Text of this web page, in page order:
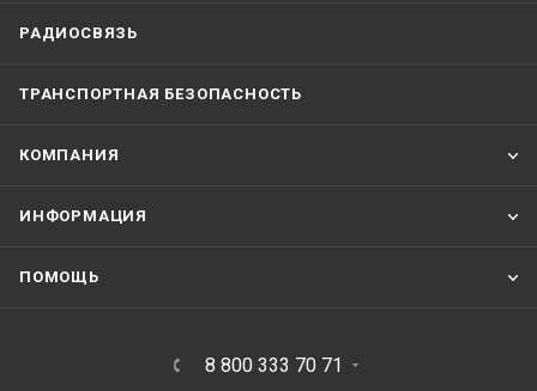
РАДИОСВЯЗЬ
ТРАНСПОРТНАЯ БЕЗОПАСНОСТЬ
КОМПАНИЯ
ИНФОРМАЦИЯ
ПОМОЩЬ
8 800 333 70 71